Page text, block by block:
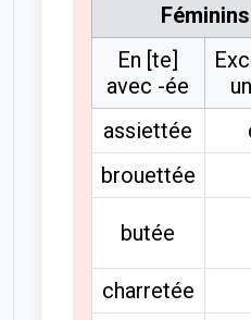
Féminins
En [te]
avec -ée
assiettée
brouettée
butée
charretée